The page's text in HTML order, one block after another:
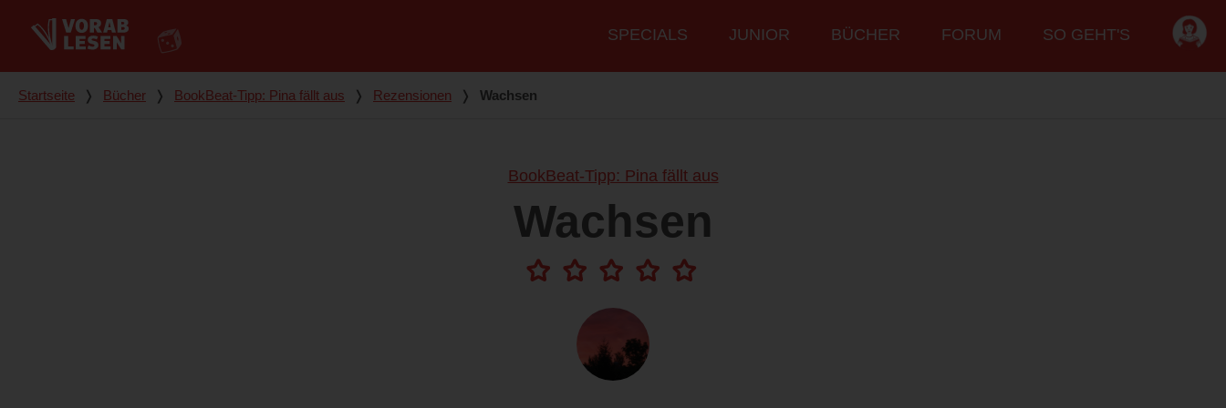
Hauptmenü
SPECIALS JUNIOR BÜCHER FORUM SO GEHT'S
Du bist hier
Startseite ❭ Bücher ❭ BookBeat-Tipp: Pina fällt aus ❭ Rezensionen ❭ Wachsen
BookBeat-Tipp: Pina fällt aus
Wachsen